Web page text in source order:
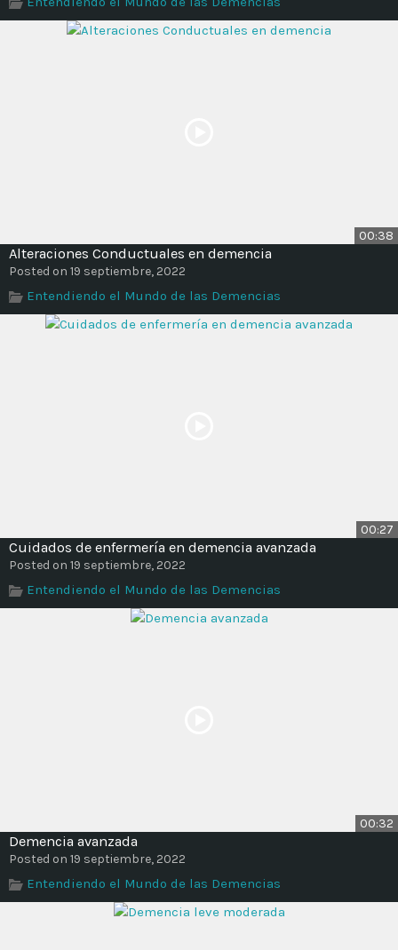
Time
00:38
Alteraciones Conductuales en demencia
Posted on 19 septiembre, 2022
Entendiendo el Mundo de las Demencias
00:27
Cuidados de enfermería en demencia avanzada
Posted on 19 septiembre, 2022
Entendiendo el Mundo de las Demencias
00:32
Demencia avanzada
Posted on 19 septiembre, 2022
Entendiendo el Mundo de las Demencias